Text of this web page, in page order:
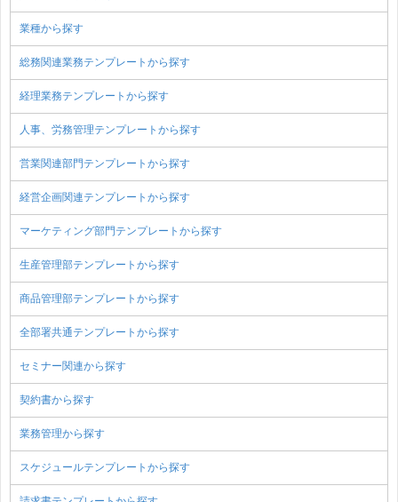
業種から探す
総務関連業務テンプレートから探す
経理業務テンプレートから探す
人事、労務管理テンプレートから探す
営業関連部門テンプレートから探す
経営企画関連テンプレートから探す
マーケティング部門テンプレートから探す
生産管理部テンプレートから探す
商品管理部テンプレートから探す
全部署共通テンプレートから探す
セミナー関連から探す
契約書から探す
業務管理から探す
スケジュールテンプレートから探す